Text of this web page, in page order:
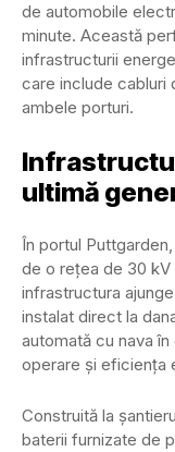
de automobile
minute. Această
infrastructurii
care include cabluri
ambele porturi.
ultimă
În portul
de o rețea de 30 kV
infrastructura
instalat direct la
automată cu nava
operare și eficiența
Construită la
baterii furnizate de